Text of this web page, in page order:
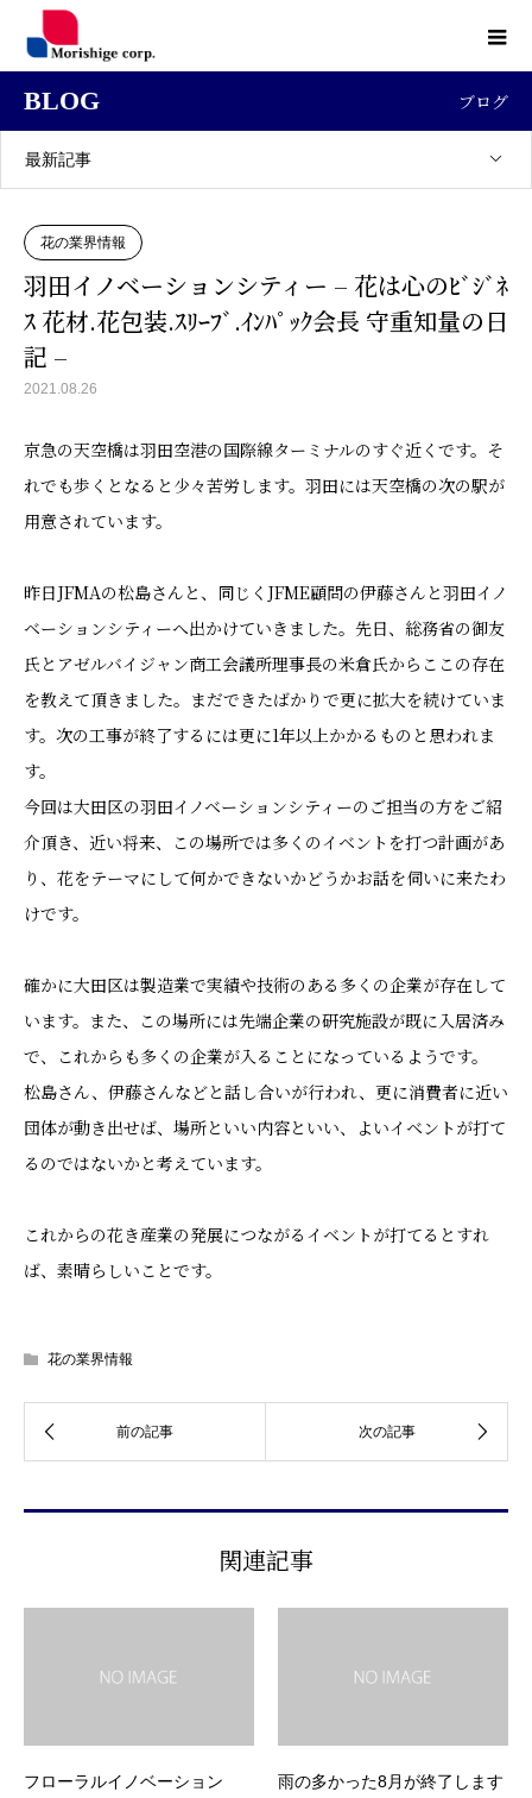
BLOG ブログ
最新記事
花の業界情報
羽田イノベーションシティー – 花は心のﾋﾞｼﾞﾈ
ｽ 花材.花包装.ｽﾘｰﾌﾞ.ｲﾝﾊﾟｯｸ会長 守重知量の日
記 –
2021.08.26
京急の天空橋は羽田空港の国際線ターミナルのすぐ近くです。そ
れでも歩くとなると少々苦労します。羽田には天空橋の次の駅が
用意されています。
昨日JFMAの松島さんと、同じくJFME顧問の伊藤さんと羽田イノ
ベーションシティーへ出かけていきました。先日、総務省の御友
氏とアゼルバイジャン商工会議所理事長の米倉氏からここの存在
を教えて頂きました。まだできたばかりで更に拡大を続けていま
す。次の工事が終了するには更に1年以上かかるものと思われま
す。
今回は大田区の羽田イノベーションシティーのご担当の方をご紹
介頂き、近い将来、この場所では多くのイベントを打つ計画があ
り、花をテーマにして何かできないかどうかお話を伺いに来たわ
けです。
確かに大田区は製造業で実績や技術のある多くの企業が存在して
います。また、この場所には先端企業の研究施設が既に入居済み
で、これからも多くの企業が入ることになっているようです。
松島さん、伊藤さんなどと話し合いが行われ、更に消費者に近い
団体が動き出せば、場所といい内容といい、よいイベントが打て
るのではないかと考えています。
これからの花き産業の発展につながるイベントが打てるとすれ
ば、素晴らしいことです。
花の業界情報
関連記事
フローラルイノベーション
雨の多かった8月が終了します